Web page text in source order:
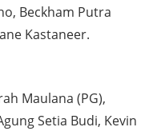
Beckham Putra
Kastaneer.
Maulana (PG),
Setia Budi, Kevin